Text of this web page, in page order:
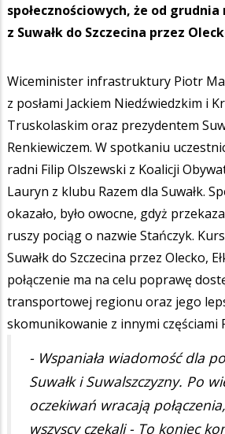
społecznościowych, że od
z Suwałk do Szczecina przez
Wiceminister infrastruktury Piotr
z posłami Jackiem Niedźwiedzkim i
Truskolaskim oraz prezydentem
Renkiewiczem. W spotkaniu
radni Filip Olszewski z Koalicji
Lauryn z klubu Razem dla Suwałk.
okazało, było owocne, gdyż
ruszy pociąg o nazwie Stańczyk.
Suwałk do Szczecina przez Olecko,
połączenie ma na celu poprawę
transportowej regionu oraz jego
skomunikowanie z innymi częściami
- Wspaniała wiadomość dla
Suwałk i Suwalszczyzny. Po
oczekiwań wracają
wszyscy czekali - To koniec